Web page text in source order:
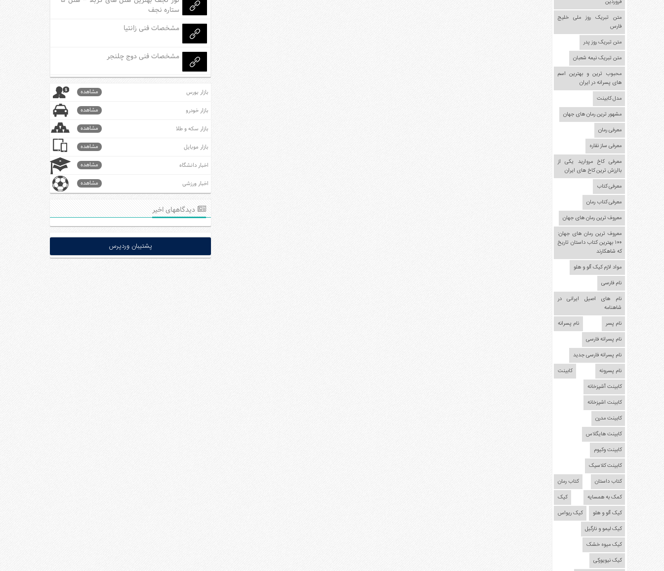
فروردین
متن تبریک روز ملی خلیج
فارس
متن تبریک روز پدر
متن تبریک نیمه شعبان
محبوب ترین و بهترین اسم
های پسرانه در ایران
مدل کابینت
مشهور ترین رمان های جهان
معرفی رمان
معرفی ساز نقاره
معرفی کاخ مروارید یکی از
باارزش ترین کاخ های ایران
معرفی کتاب
معرفی کتاب رمان
معروف ترین رمان های جهان
معروف ترین رمان های جهان:
۱۰۰ بهترین کتاب داستان تاریخ
که شاهکارند
مواد لازم کیک آلو و هلو
نام فارسی
نام های اصیل ایرانی در
شاهنامه
نام پسر
نام پسرانه
نام پسرانه فارسی
نام پسرانه فارسی جدید
نام پسرونه
کابینت
کابینت آشپزخانه
کابینت اشپزخانه
کابینت مدرن
کابینت هایگلاس
کابینت وکیوم
کابینت کلاسیک
کتاب داستان
کتاب رمان
کمک به همسایه
کیک
کیک آلو و هلو
کیک ریواس
کیک لیمو و نارگیل
کیک میوه خشک
کیک نیویورکی
ستاره نجف
مشخصات فنی زانتیا
مشخصات فنی دوج چلنجر
بازار بورس مشاهده
بازار خودرو مشاهده
بازار سکه و طلا مشاهده
بازار موبایل مشاهده
اخبار دانشگاه مشاهده
اخبار ورزشی مشاهده
دیدگاههای اخیر
پشتیبان وردپرس